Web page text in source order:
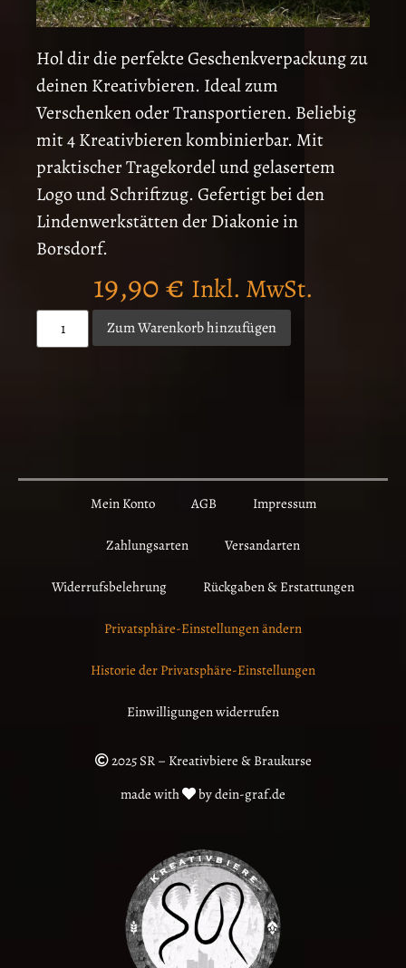
Hol dir die perfekte Geschenkverpackung zu
deinen Kreativbieren. Ideal zum
Verschenken oder Transportieren. Beliebig
mit 4 Kreativbieren kombinierbar. Mit
praktischer Tragekordel und gelasertem
Logo und Schriftzug. Gefertigt bei den
Lindenwerkstätten der Diakonie in
Borsdorf.
19,90€ Inkl. MwSt.
Zum Warenkorb hinzufügen
Mein Konto AGB Impressum
Zahlungsarten Versandarten
Widerrufsbelehrung Rückgaben & Erstattungen
Privatsphäre-Einstellungen ändern
Historie der Privatsphäre-Einstellungen
Einwilligungen widerrufen
2025 SR – Kreativbiere & Braukurse
made with
by dein-graf.de